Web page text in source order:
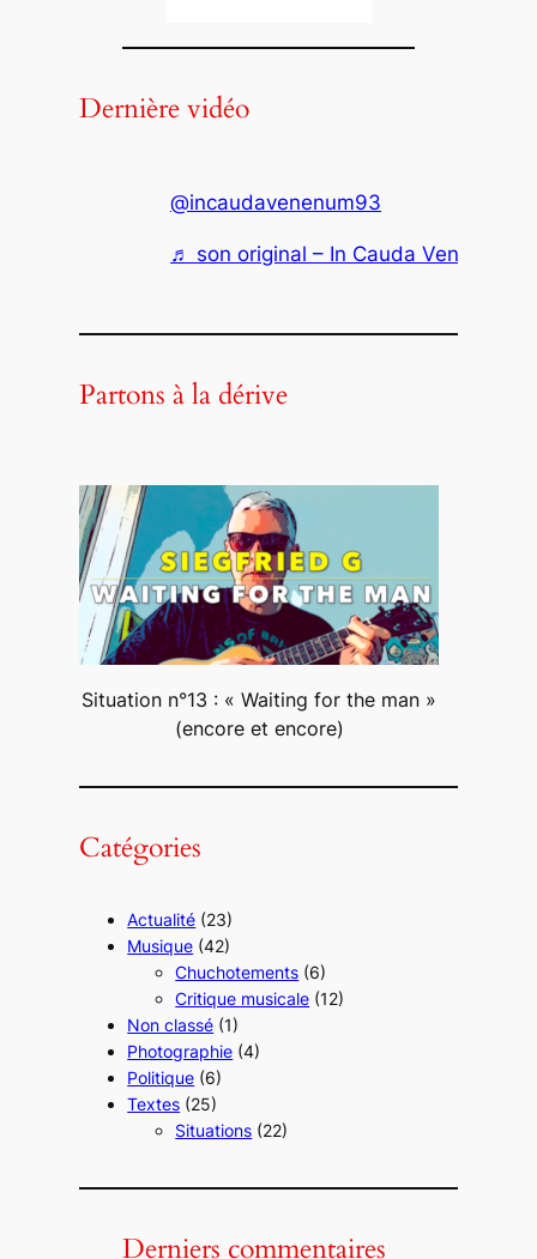
Dernière vidéo
@incaudavenenum93
♬ son original – In Cauda Venenum
Partons à la dérive
Situation n°13 : « Waiting for the man »
(encore et encore)
Catégories
Actualité (23)
Musique (42)
Chuchotements (6)
Critique musicale (12)
Non classé (1)
Photographie (4)
Politique (6)
Textes (25)
Situations (22)
Derniers commentaires